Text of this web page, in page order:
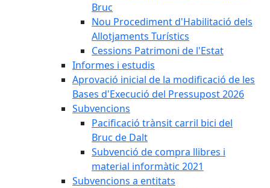
Bruc
Nou Procediment d'Habilitació dels
Allotjaments Turístics
Cessions Patrimoni de l'Estat
Informes i estudis
Aprovació inicial de la modificació de les
Bases d'Execució del Pressupost 2026
Subvencions
Pacificació trànsit carril bici del
Bruc de Dalt
Subvenció de compra llibres i
material informàtic 2021
Subvencions a entitats